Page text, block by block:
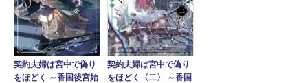
契約夫婦は宮中で偽り
をほどく ～香国後宮始
契約夫婦は宮中で偽り
をほどく〈二〉 ～香国